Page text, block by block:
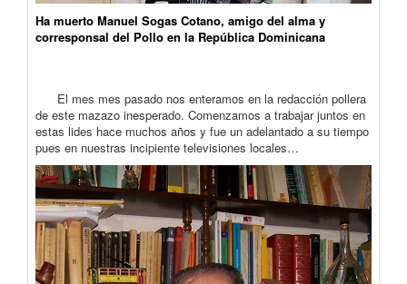
Ha muerto Manuel Sogas Cotano, amigo del alma y
corresponsal del Pollo en la República Dominicana
El mes mes pasado nos enteramos en la redacción pollera
de este mazazo inesperado. Comenzamos a trabajar juntos en
estas lides hace muchos años y fue un adelantado a su tiempo
pues en nuestras incipiente televisiones locales…